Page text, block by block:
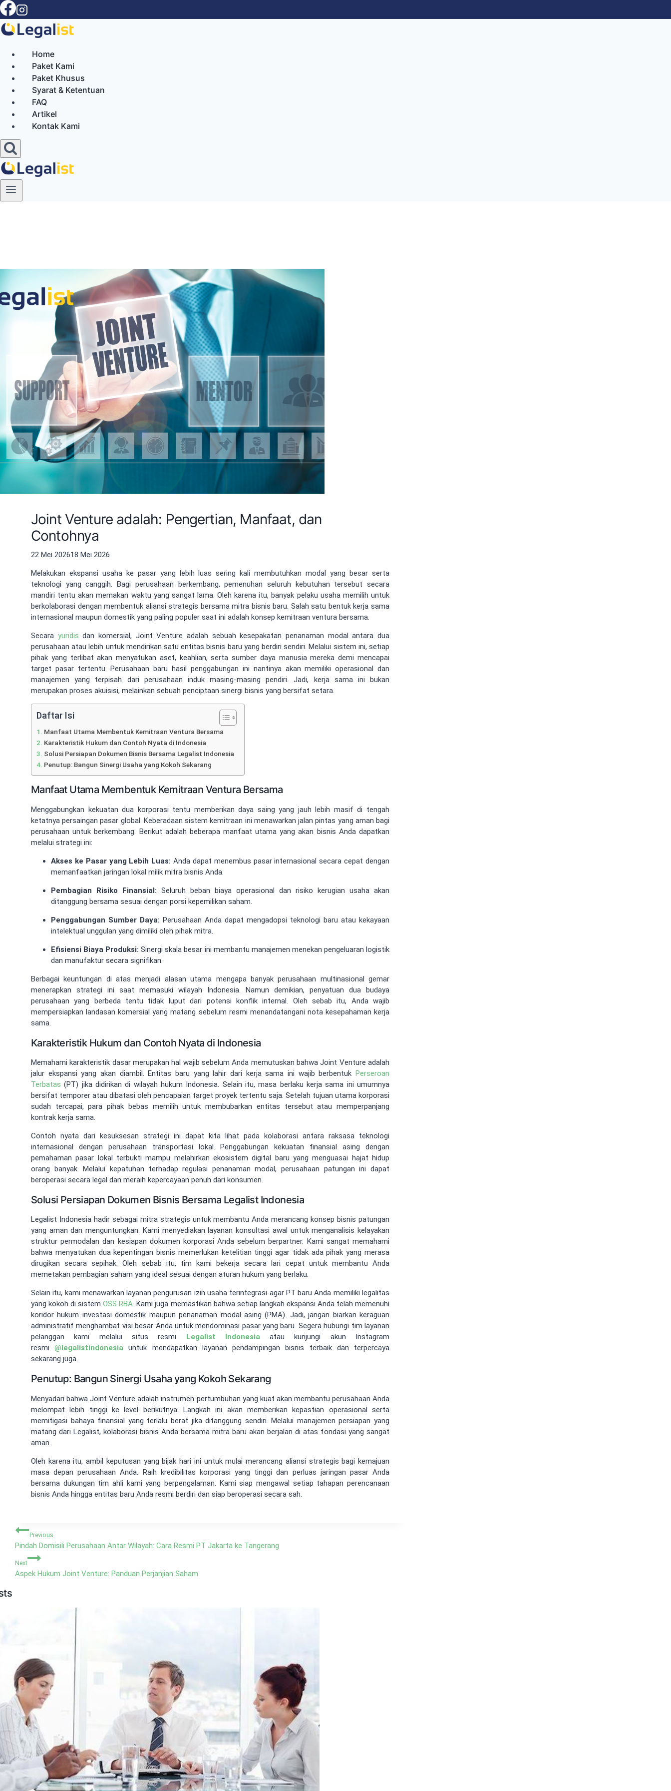
Skip
to
content
Home
Paket Kami
Paket Khusus
Syarat & Ketentuan
FAQ
Artikel
Kontak Kami
Joint Venture adalah: Pengertian, Manfaat, dan
Contohnya
22 Mei 202618 Mei 2026
Melakukan ekspansi usaha ke pasar yang lebih luas sering kali membutuhkan modal yang besar serta
teknologi yang canggih. Bagi perusahaan berkembang, pemenuhan seluruh kebutuhan tersebut secara
mandiri tentu akan memakan waktu yang sangat lama. Oleh karena itu, banyak pelaku usaha memilih untuk
berkolaborasi dengan membentuk aliansi strategis bersama mitra bisnis baru. Salah satu bentuk kerja sama
internasional maupun domestik yang paling populer saat ini adalah konsep kemitraan ventura bersama.
Secara yuridis dan komersial, Joint Venture adalah sebuah kesepakatan penanaman modal antara dua
perusahaan atau lebih untuk mendirikan satu entitas bisnis baru yang berdiri sendiri. Melalui sistem ini, setiap
pihak yang terlibat akan menyatukan aset, keahlian, serta sumber daya manusia mereka demi mencapai
target pasar tertentu. Perusahaan baru hasil penggabungan ini nantinya akan memiliki operasional dan
manajemen yang terpisah dari perusahaan induk masing-masing pendiri. Jadi, kerja sama ini bukan
merupakan proses akuisisi, melainkan sebuah penciptaan sinergi bisnis yang bersifat setara.
Daftar Isi
Manfaat Utama Membentuk Kemitraan Ventura Bersama
Karakteristik Hukum dan Contoh Nyata di Indonesia
Solusi Persiapan Dokumen Bisnis Bersama Legalist Indonesia
Penutup: Bangun Sinergi Usaha yang Kokoh Sekarang
Manfaat Utama Membentuk Kemitraan Ventura Bersama
Menggabungkan kekuatan dua korporasi tentu memberikan daya saing yang jauh lebih masif di tengah
ketatnya persaingan pasar global. Keberadaan sistem kemitraan ini menawarkan jalan pintas yang aman bagi
perusahaan untuk berkembang. Berikut adalah beberapa manfaat utama yang akan bisnis Anda dapatkan
melalui strategi ini:
Akses ke Pasar yang Lebih Luas: Anda dapat menembus pasar internasional secara cepat dengan
memanfaatkan jaringan lokal milik mitra bisnis Anda.
Pembagian Risiko Finansial: Seluruh beban biaya operasional dan risiko kerugian usaha akan
ditanggung bersama sesuai dengan porsi kepemilikan saham.
Penggabungan Sumber Daya: Perusahaan Anda dapat mengadopsi teknologi baru atau kekayaan
intelektual unggulan yang dimiliki oleh pihak mitra.
Efisiensi Biaya Produksi: Sinergi skala besar ini membantu manajemen menekan pengeluaran logistik
dan manufaktur secara signifikan.
Berbagai keuntungan di atas menjadi alasan utama mengapa banyak perusahaan multinasional gemar
menerapkan strategi ini saat memasuki wilayah Indonesia. Namun demikian, penyatuan dua budaya
perusahaan yang berbeda tentu tidak luput dari potensi konflik internal. Oleh sebab itu, Anda wajib
mempersiapkan landasan komersial yang matang sebelum resmi menandatangani nota kesepahaman kerja
sama.
Karakteristik Hukum dan Contoh Nyata di Indonesia
Memahami karakteristik dasar merupakan hal wajib sebelum Anda memutuskan bahwa Joint Venture adalah
jalur ekspansi yang akan diambil. Entitas baru yang lahir dari kerja sama ini wajib berbentuk Perseroan
Terbatas (PT) jika didirikan di wilayah hukum Indonesia. Selain itu, masa berlaku kerja sama ini umumnya
bersifat temporer atau dibatasi oleh pencapaian target proyek tertentu saja. Setelah tujuan utama korporasi
sudah tercapai, para pihak bebas memilih untuk membubarkan entitas tersebut atau memperpanjang
kontrak kerja sama.
Contoh nyata dari kesuksesan strategi ini dapat kita lihat pada kolaborasi antara raksasa teknologi
internasional dengan perusahaan transportasi lokal. Penggabungan kekuatan finansial asing dengan
pemahaman pasar lokal terbukti mampu melahirkan ekosistem digital baru yang menguasai hajat hidup
orang banyak. Melalui kepatuhan terhadap regulasi penanaman modal, perusahaan patungan ini dapat
beroperasi secara legal dan meraih kepercayaan penuh dari konsumen.
Solusi Persiapan Dokumen Bisnis Bersama Legalist Indonesia
Legalist Indonesia hadir sebagai mitra strategis untuk membantu Anda merancang konsep bisnis patungan
yang aman dan menguntungkan. Kami menyediakan layanan konsultasi awal untuk menganalisis kelayakan
struktur permodalan dan kesiapan dokumen korporasi Anda sebelum berpartner. Kami sangat memahami
bahwa menyatukan dua kepentingan bisnis memerlukan ketelitian tinggi agar tidak ada pihak yang merasa
dirugikan secara sepihak. Oleh sebab itu, tim kami bekerja secara lari cepat untuk membantu Anda
memetakan pembagian saham yang ideal sesuai dengan aturan hukum yang berlaku.
Selain itu, kami menawarkan layanan pengurusan izin usaha terintegrasi agar PT baru Anda memiliki legalitas
yang kokoh di sistemOSS RBA. Kami juga memastikan bahwa setiap langkah ekspansi Anda telah memenuhi
koridor hukum investasi domestik maupun penanaman modal asing (PMA). Jadi, jangan biarkan keraguan
administratif menghambat visi besar Anda untuk mendominasi pasar yang baru. Segera hubungi tim layanan
pelanggan kami melalui situs resmi
Legalist Indonesiaatau kunjungi akun Instagram
resmi @ legalistindonesia untuk mendapatkan layanan pendampingan bisnis terbaik dan terpercaya
sekarang juga.
Penutup: Bangun Sinergi Usaha yang Kokoh Sekarang
Menyadari bahwa Joint Venture adalah instrumen pertumbuhan yang kuat akan membantu perusahaan Anda
melompat lebih tinggi ke level berikutnya. Langkah ini akan memberikan kepastian operasional serta
memitigasi bahaya finansial yang terlalu berat jika ditanggung sendiri. Melalui manajemen persiapan yang
matang dari Legalist, kolaborasi bisnis Anda bersama mitra baru akan berjalan di atas fondasi yang sangat
aman.
Oleh karena itu, ambil keputusan yang bijak hari ini untuk mulai merancang aliansi strategis bagi kemajuan
masa depan perusahaan Anda. Raih kredibilitas korporasi yang tinggi dan perluas jaringan pasar Anda
bersama dukungan tim ahli kami yang berpengalaman. Kami siap mengawal setiap tahapan perencanaan
bisnis Anda hingga entitas baru Anda resmi berdiri dan siap beroperasi secara sah.
Navigasi
posPrevious
Pindah Domisili Perusahaan Antar Wilayah: Cara Resmi PT Jakarta ke Tangerang
Next
Aspek Hukum Joint Venture: Panduan Perjanjian Saham